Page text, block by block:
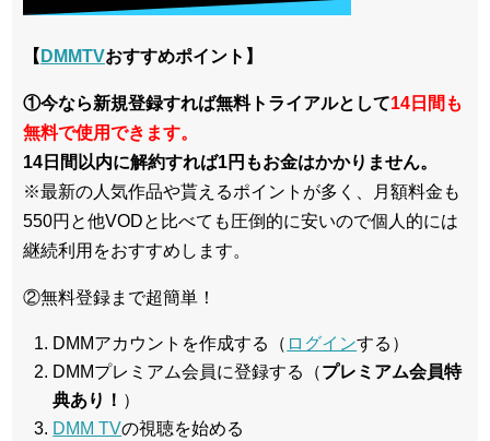
【 DMMTVおすすめポイント】
①今なら新規登録すれば無料トライアルとして14日間も
無料で使用できます。
14日間以内に解約すれば1円もお金はかかりません。
※最新の人気作品や貰えるポイントが多く、月額料金も
550円と他VODと比べても圧倒的に安いので個人的には
継続利用をおすすめします。
②無料登録まで超簡単！
DMMアカウントを作成する（ ログインする）
DMMプレミアム会員に登録する（プレミアム会員特
典あり！ ）
DMM TVの視聴を始める